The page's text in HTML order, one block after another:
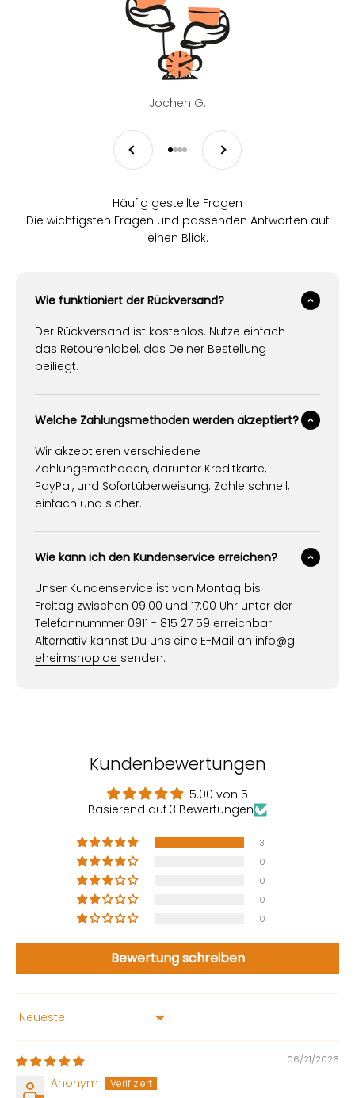
Jochen G.
Zurück
Gehe zu Element 1
Gehe zu Element 2
Gehe zu Element 3
Gehe zu Element 4
Vor
Häufig gestellte Fragen
Die wichtigsten Fragen und passenden Antworten auf
einen Blick.
Wie funktioniert der Rückversand?
Der Rückversand ist kostenlos. Nutze einfach
das Retourenlabel, das Deiner Bestellung
beiliegt.
Welche Zahlungsmethoden werden akzeptiert?
Wir akzeptieren verschiedene
Zahlungsmethoden, darunter Kreditkarte,
PayPal, und Sofortüberweisung. Zahle schnell,
einfach und sicher.
Wie kann ich den Kundenservice erreichen?
Unser Kundenservice ist von Montag bis
Freitag zwischen 09:00 und 17:00 Uhr unter der
Telefonnummer 0911 - 815 27 59 erreichbar.
Alternativ kannst Du uns eine E-Mail an info@g
eheimshop.de senden.
Kundenbewertungen
5.00 von 5
Basierend auf 3 Bewertungen
3
0
0
0
0
Bewertung schreiben
Sort by
06/21/2026
Anonym